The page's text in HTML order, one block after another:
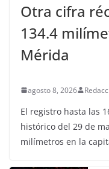
Otra cifra
134.4
Mérida
agosto 8, 2026
El registro hasta las
histórico del 29 de
milímetros en la